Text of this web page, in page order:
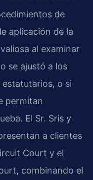
de
aplicación de la
al examinar
se ajustó a los
o si
permitan
El Sr. Sris y
a clientes
Court y el
combinando el